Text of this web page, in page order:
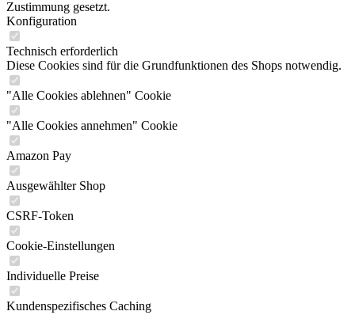
Zustimmung gesetzt.
Konfiguration
Technisch erforderlich
Diese Cookies sind für die Grundfunktionen des Shops notwendig.
"Alle Cookies ablehnen" Cookie
"Alle Cookies annehmen" Cookie
Amazon Pay
Ausgewählter Shop
CSRF-Token
Cookie-Einstellungen
Individuelle Preise
Kundenspezifisches Caching